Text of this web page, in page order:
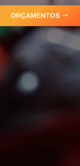
ORÇAMENTOS